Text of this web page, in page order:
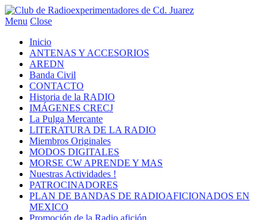
Menu Close
Inicio
ANTENAS Y ACCESORIOS
AREDN
Banda Civil
CONTACTO
Historia de la RADIO
IMÁGENES CRECJ
La Pulga Mercante
LITERATURA DE LA RADIO
Miembros Originales
MODOS DIGITALES
MORSE CW APRENDE Y MAS
Nuestras Actividades !
PATROCINADORES
PLAN DE BANDAS DE RADIOAFICIONADOS EN
MEXICO
Promoción de la Radio afición